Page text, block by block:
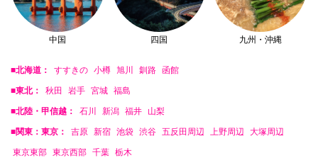
中国 四国 九州・沖縄
■北海道： すすきの 小樽 旭川 釧路 函館
■東北： 秋田 岩手 宮城 福島
■北陸・甲信越： 石川 新潟 福井 山梨
■関東：東京： 吉原 新宿 池袋 渋谷 五反田周辺 上野周辺 大塚周辺
東京東部 東京西部 千葉 栃木